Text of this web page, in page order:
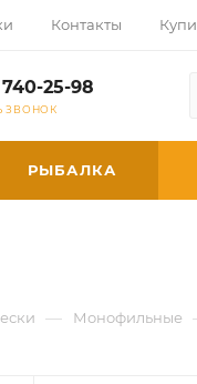
Контакты
25-98
ЗВОНОК
РЫБАЛКА
— Монофильные